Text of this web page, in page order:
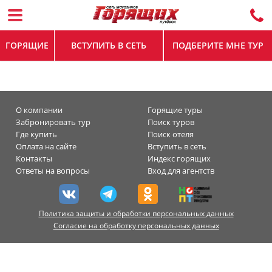
ГОРЯЩИЕ ВСТУПИТЬ В СЕТЬ ПОДБЕРИТЕ МНЕ ТУР
О компании
Горящие туры
Забронировать тур
Поиск туров
Где купить
Поиск отеля
Оплата на сайте
Вступить в сеть
Контакты
Индекс горящих
Ответы на вопросы
Вход для агентств
Политика защиты и обработки персональных данных
Согласие на обработку персональных данных